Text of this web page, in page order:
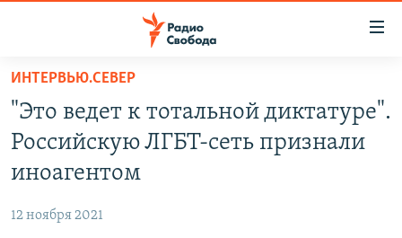
упрощенного
доступа
Вернуться
основному
Вернутся
ПРОГРАММЫ
ПОДКАСТЫ
АВТОРСКИЕ ПРОЕКТЫ
МНЕНИЯ
ИНТЕРВЬЮ.СЕВЕР
"Это ведет к тотальной диктатуре".
Российскую ЛГБТ-сеть признали
иноагентом
12 ноября 2021